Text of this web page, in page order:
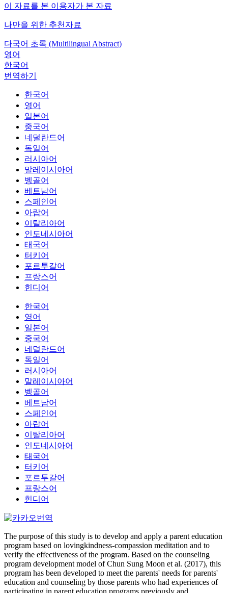
이 자료를 본 이용자가 본 자료
나만을 위한 추천자료
다국어 초록 (Multilingual Abstract)
영어
한국어
번역하기
한국어
영어
일본어
중국어
네덜란드어
독일어
러시아어
말레이시아어
벵골어
베트남어
스페인어
아랍어
이탈리아어
인도네시아어
태국어
터키어
포르투갈어
프랑스어
힌디어
한국어
영어
일본어
중국어
네덜란드어
독일어
러시아어
말레이시아어
벵골어
베트남어
스페인어
아랍어
이탈리아어
인도네시아어
태국어
터키어
포르투갈어
프랑스어
힌디어
The purpose of this study is to develop and apply a parent education
program based on lovingkindness-compassion meditation and to
verify the effectiveness of the program. Based on the counseling
program development model of Chun Sung Moon et al. (2017), this
program has been developed to meet the parents' needs for parents'
education and counseling by those parents who had experiences of
participating in parent education programs previously and